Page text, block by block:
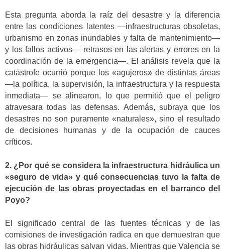
Esta pregunta aborda la raíz del desastre y la diferencia
entre las condiciones latentes —infraestructuras obsoletas,
urbanismo en zonas inundables y falta de mantenimiento—
y los fallos activos —retrasos en las alertas y errores en la
coordinación de la emergencia—. El análisis revela que la
catástrofe ocurrió porque los «agujeros» de distintas áreas
—la política, la supervisión, la infraestructura y la respuesta
inmediata— se alinearon, lo que permitió que el peligro
atravesara todas las defensas. Además, subraya que los
desastres no son puramente «naturales», sino el resultado
de decisiones humanas y de la ocupación de cauces
críticos.
2. ¿Por qué se considera la infraestructura hidráulica un
«seguro de vida» y qué consecuencias tuvo la falta de
ejecución de las obras proyectadas en el barranco del
Poyo?
El significado central de las fuentes técnicas y de las
comisiones de investigación radica en que demuestran que
las obras hidráulicas salvan vidas. Mientras que Valencia se